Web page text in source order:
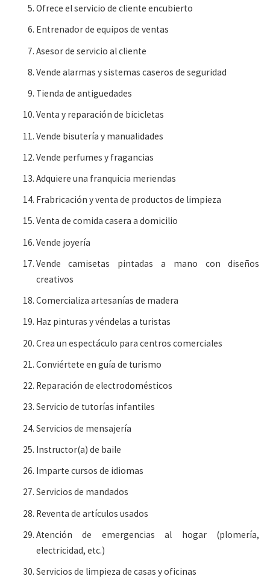
Ofrece el servicio de cliente encubierto
Entrenador de equipos de ventas
Asesor de servicio al cliente
Vende alarmas y sistemas caseros de seguridad
Tienda de antiguedades
Venta y reparación de bicicletas
Vende bisutería y manualidades
Vende perfumes y fragancias
Adquiere una franquicia meriendas
Frabricación y venta de productos de limpieza
Venta de comida casera a domicilio
Vende joyería
Vende camisetas pintadas a mano con diseños
creativos
Comercializa artesanías de madera
Haz pinturas y véndelas a turistas
Crea un espectáculo para centros comerciales
Conviértete en guía de turismo
Reparación de electrodomésticos
Servicio de tutorías infantiles
Servicios de mensajería
Instructor(a) de baile
Imparte cursos de idiomas
Servicios de mandados
Reventa de artículos usados
Atención de emergencias al hogar (plomería,
electricidad, etc.)
Servicios de limpieza de casas y oficinas